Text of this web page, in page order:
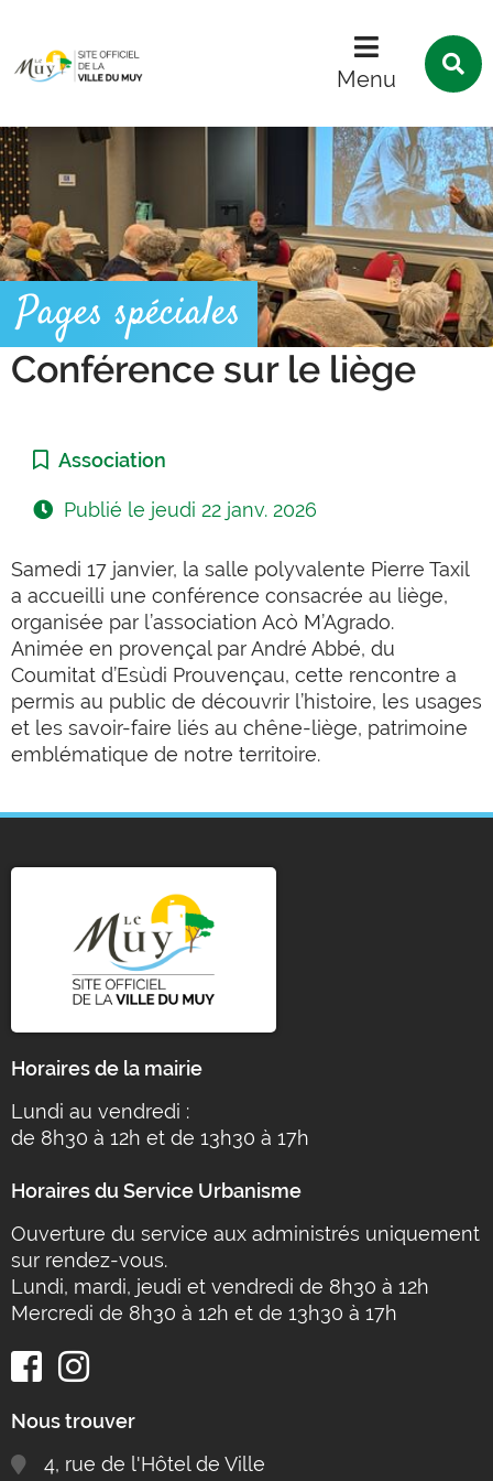
Menu
Pages spéciales
Conférence sur le liège
Catégorie :
Association
Publié le jeudi 22 janv. 2026
Samedi 17 janvier, la salle polyvalente Pierre Taxil
a accueilli une conférence consacrée au liège,
organisée par l’association Acò M’Agrado.
Animée en provençal par André Abbé, du
Coumitat d’Esùdi Prouvençau, cette rencontre a
permis au public de découvrir l’histoire, les usages
et les savoir-faire liés au chêne-liège, patrimoine
emblématique de notre territoire.
Horaires de la mairie
Lundi au vendredi :
de 8h30 à 12h et de 13h30 à 17h
Horaires du Service Urbanisme
Ouverture du service aux administrés uniquement
sur rendez-vous.
Lundi, mardi, jeudi et vendredi de 8h30 à 12h
Mercredi de 8h30 à 12h et de 13h30 à 17h
Nous trouver
4, rue de l'Hôtel de Ville